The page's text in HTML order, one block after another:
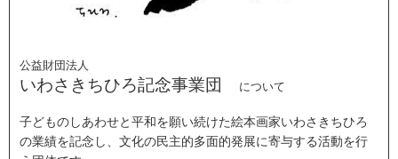
公益財団法人
いわさきちひろ記念事業団 について
子どものしあわせと平和を願い続けた絵本画家いわさきちひろ
の業績を記念し、文化の民主的多面的発展に寄与する活動を行